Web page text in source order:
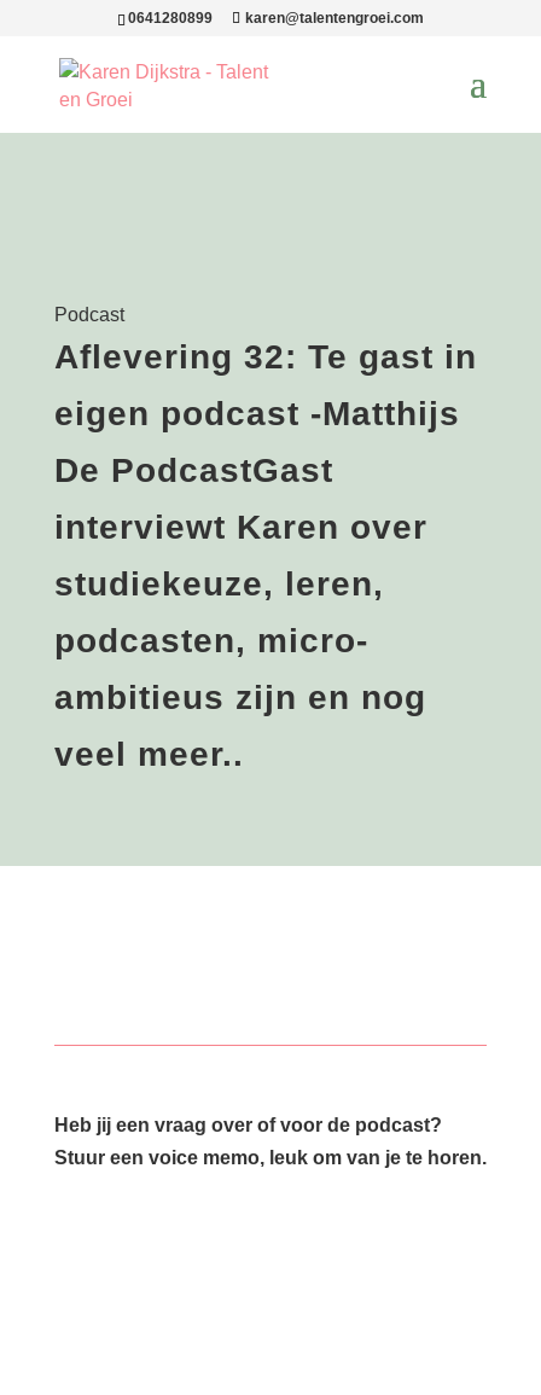
0641280899 karen@talentengroei.com
Podcast
Aflevering 32: Te gast in
eigen podcast -Matthijs
De PodcastGast
interviewt Karen over
studiekeuze, leren,
podcasten, micro-
ambitieus zijn en nog
veel meer..
Heb jij een vraag over of voor de podcast?
Stuur een voice memo, leuk om van je te horen.